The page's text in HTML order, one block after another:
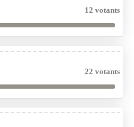
12 votants
22 votants